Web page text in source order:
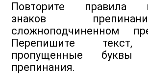
Повторите правила
знаков
сложноподчиненном
Перепишите текст,
пропущенные
препинания.